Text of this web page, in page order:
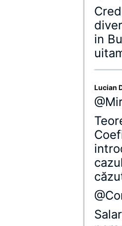
in
Lucian